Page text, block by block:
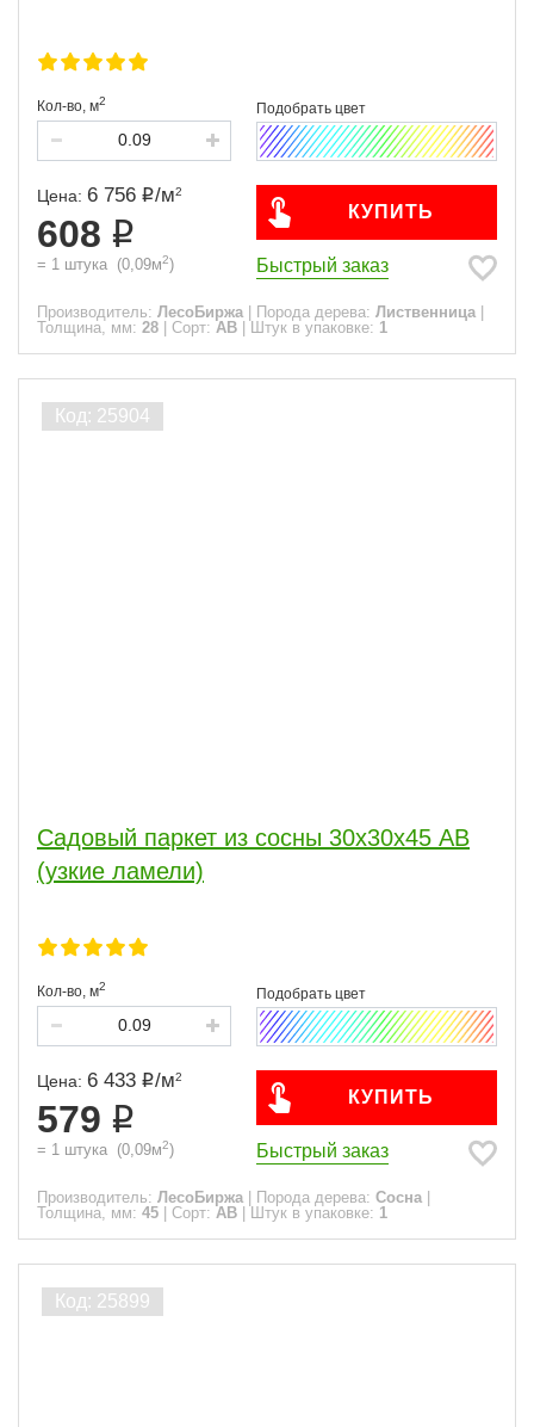
Кол-во, м2
Цена: 6 756 /м2
608
= 1 штука (0,09м2)
КУПИТЬ
Быстрый заказ
Производитель: ЛесоБиржа Порода дерева: Лиственница
Толщина, мм: 28 Сорт: АВ Штук в упаковке: 1
Садовый паркет из сосны 30х30х45 АВ
(узкие ламели)
Кол-во, м2
Цена: 6 433 /м2
579
= 1 штука (0,09м2)
КУПИТЬ
Быстрый заказ
Производитель: ЛесоБиржа Порода дерева: Сосна
Толщина, мм: 45 Сорт: АВ Штук в упаковке: 1